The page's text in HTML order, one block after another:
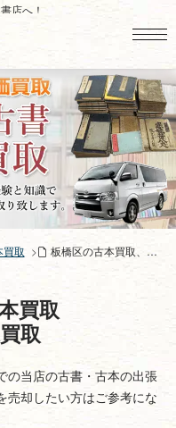
店へ！
買取 板橋区の古本買取、古書買取り
買取
取
の当店の古書・古本の出張
売却したい方はご参考にな